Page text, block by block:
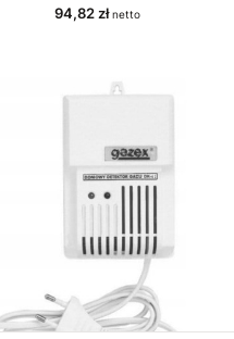
Cena
94,82 zł